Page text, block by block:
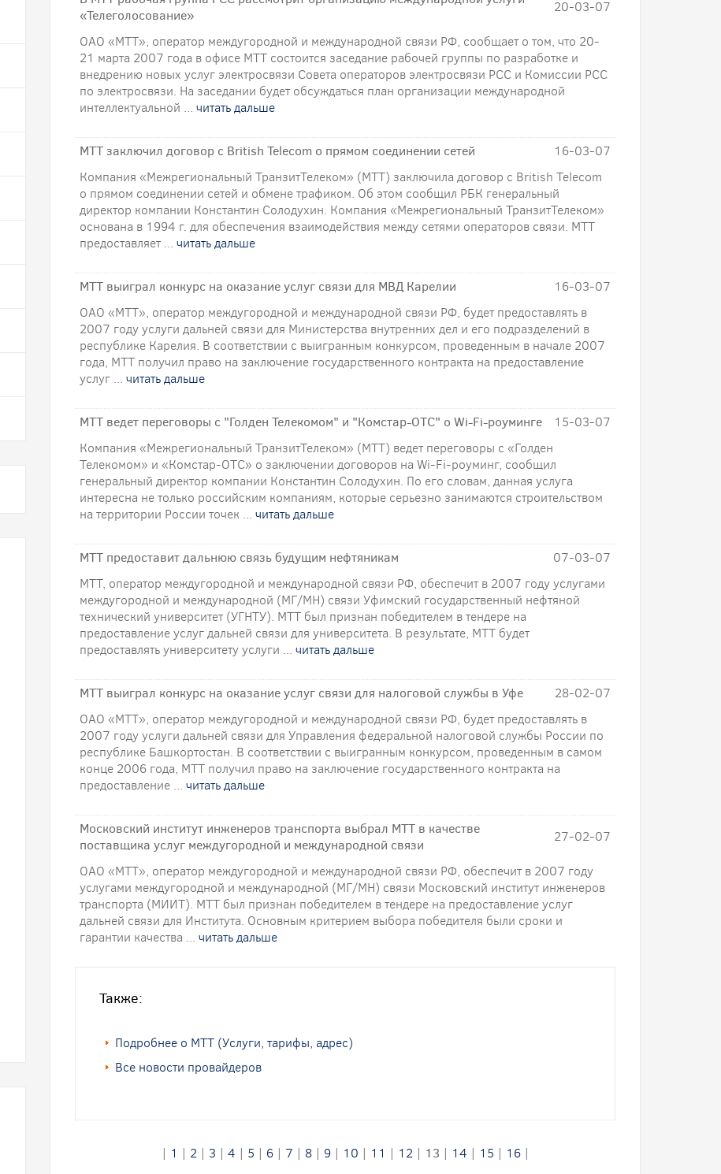
«Телеголосование»
20-03-07
ОАО «МТТ», оператор междугородной и международной связи РФ, сообщает о том, что 20-
21 марта 2007 года в офисе МТТ состоится заседание рабочей группы по разработке и
внедрению новых услуг электросвязи Совета операторов электросвязи РСС и Комиссии РСС
по электросвязи. На заседании будет обсуждаться план организации международной
интеллектуальной ... читать дальше
МТТ заключил договор с British Telecom о прямом соединении сетей
16-03-07
Компания «Межрегиональный ТранзитТелеком» (МТТ) заключила договор с British Telecom
о прямом соединении сетей и обмене трафиком. Об этом сообщил РБК генеральный
директор компании Константин Солодухин. Компания «Межрегиональный ТранзитТелеком»
основана в 1994 г. для обеспечения взаимодействия между сетями операторов связи. МТТ
предоставляет ... читать дальше
МТТ выиграл конкурс на оказание услуг связи для МВД Карелии
16-03-07
ОАО «МТТ», оператор междугородной и международной связи РФ, будет предоставлять в
2007 году услуги дальней связи для Министерства внутренних дел и его подразделений в
республике Карелия. В соответствии с выигранным конкурсом, проведенным в начале 2007
года, МТТ получил право на заключение государственного контракта на предоставление
услуг ... читать дальше
МТТ ведет переговоры с "Голден Телекомом" и "Комстар-ОТС" о Wi-Fi-роуминге
15-03-07
Компания «Межрегиональный ТранзитТелеком» (МТТ) ведет переговоры с «Голден
Телекомом» и «Комстар-ОТС» о заключении договоров на Wi-Fi-роуминг, сообщил
генеральный директор компании Константин Солодухин. По его словам, данная услуга
интересна не только российским компаниям, которые серьезно занимаются строительством
на территории России точек ... читать дальше
МТТ предоставит дальнюю связь будущим нефтяникам
07-03-07
МТТ, оператор междугородной и международной связи РФ, обеспечит в 2007 году услугами
междугородной и международной (МГ/МН) связи Уфимский государственный нефтяной
технический университет (УГНТУ). МТТ был признан победителем в тендере на
предоставление услуг дальней связи для университета. В результате, МТТ будет
предоставлять университету услуги ... читать дальше
МТТ выиграл конкурс на оказание услуг связи для налоговой службы в Уфе
28-02-07
ОАО «МТТ», оператор междугородной и международной связи РФ, будет предоставлять в
2007 году услуги дальней связи для Управления федеральной налоговой службы России по
республике Башкортостан. В соответствии с выигранным конкурсом, проведенным в самом
конце 2006 года, МТТ получил право на заключение государственного контракта на
предоставление ... читать дальше
Московский институт инженеров транспорта выбрал МТТ в качестве
поставщика услуг междугородной и международной связи
27-02-07
ОАО «МТТ», оператор междугородной и международной связи РФ, обеспечит в 2007 году
услугами междугородной и международной (МГ/МН) связи Московский институт инженеров
транспорта (МИИТ). МТТ был признан победителем в тендере на предоставление услуг
дальней связи для Института. Основным критерием выбора победителя были сроки и
гарантии качества ... читать дальше
Также:
Подробнее о МТТ (Услуги, тарифы, адрес)
Все новости провайдеров
| 1 | 2| 3 | 4 | 5 | 6| 7 | 8| 9| 10 | 11 | 12| 13 | 14 | 15 | 16|